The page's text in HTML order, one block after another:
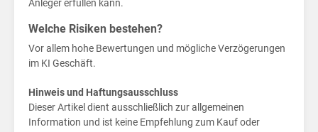
Politik
Sport
Anleger erfüllen kann.
Welche Risiken bestehen?
Vor allem hohe Bewertungen und mögliche Verzögerungen
im KI Geschäft.
Hinweis und Haftungsausschluss
Dieser Artikel dient ausschließlich zur allgemeinen
Information und ist keine Empfehlung zum Kauf oder